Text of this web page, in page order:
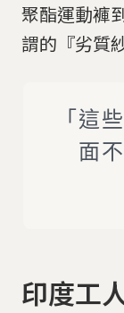
聚酯運動褲
謂的『劣質
「這
面
印度工